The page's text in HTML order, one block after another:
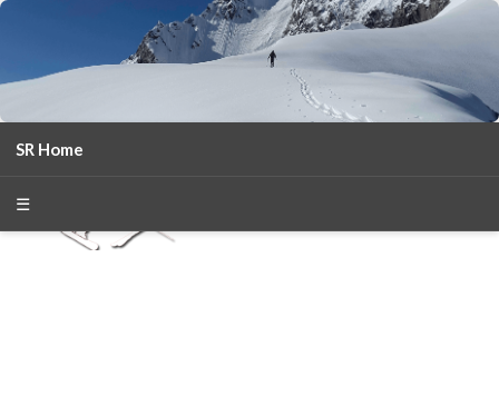
SR Home
☰